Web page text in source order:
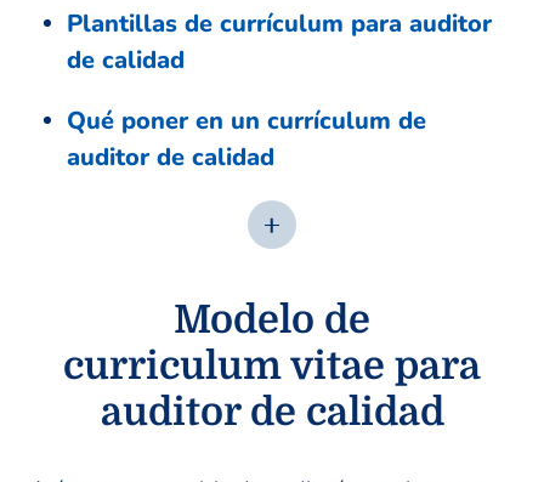
Plantillas de currículum para auditor
de calidad
Qué poner en un currículum de
auditor de calidad
Modelo de
curriculum vitae para
auditor de calidad